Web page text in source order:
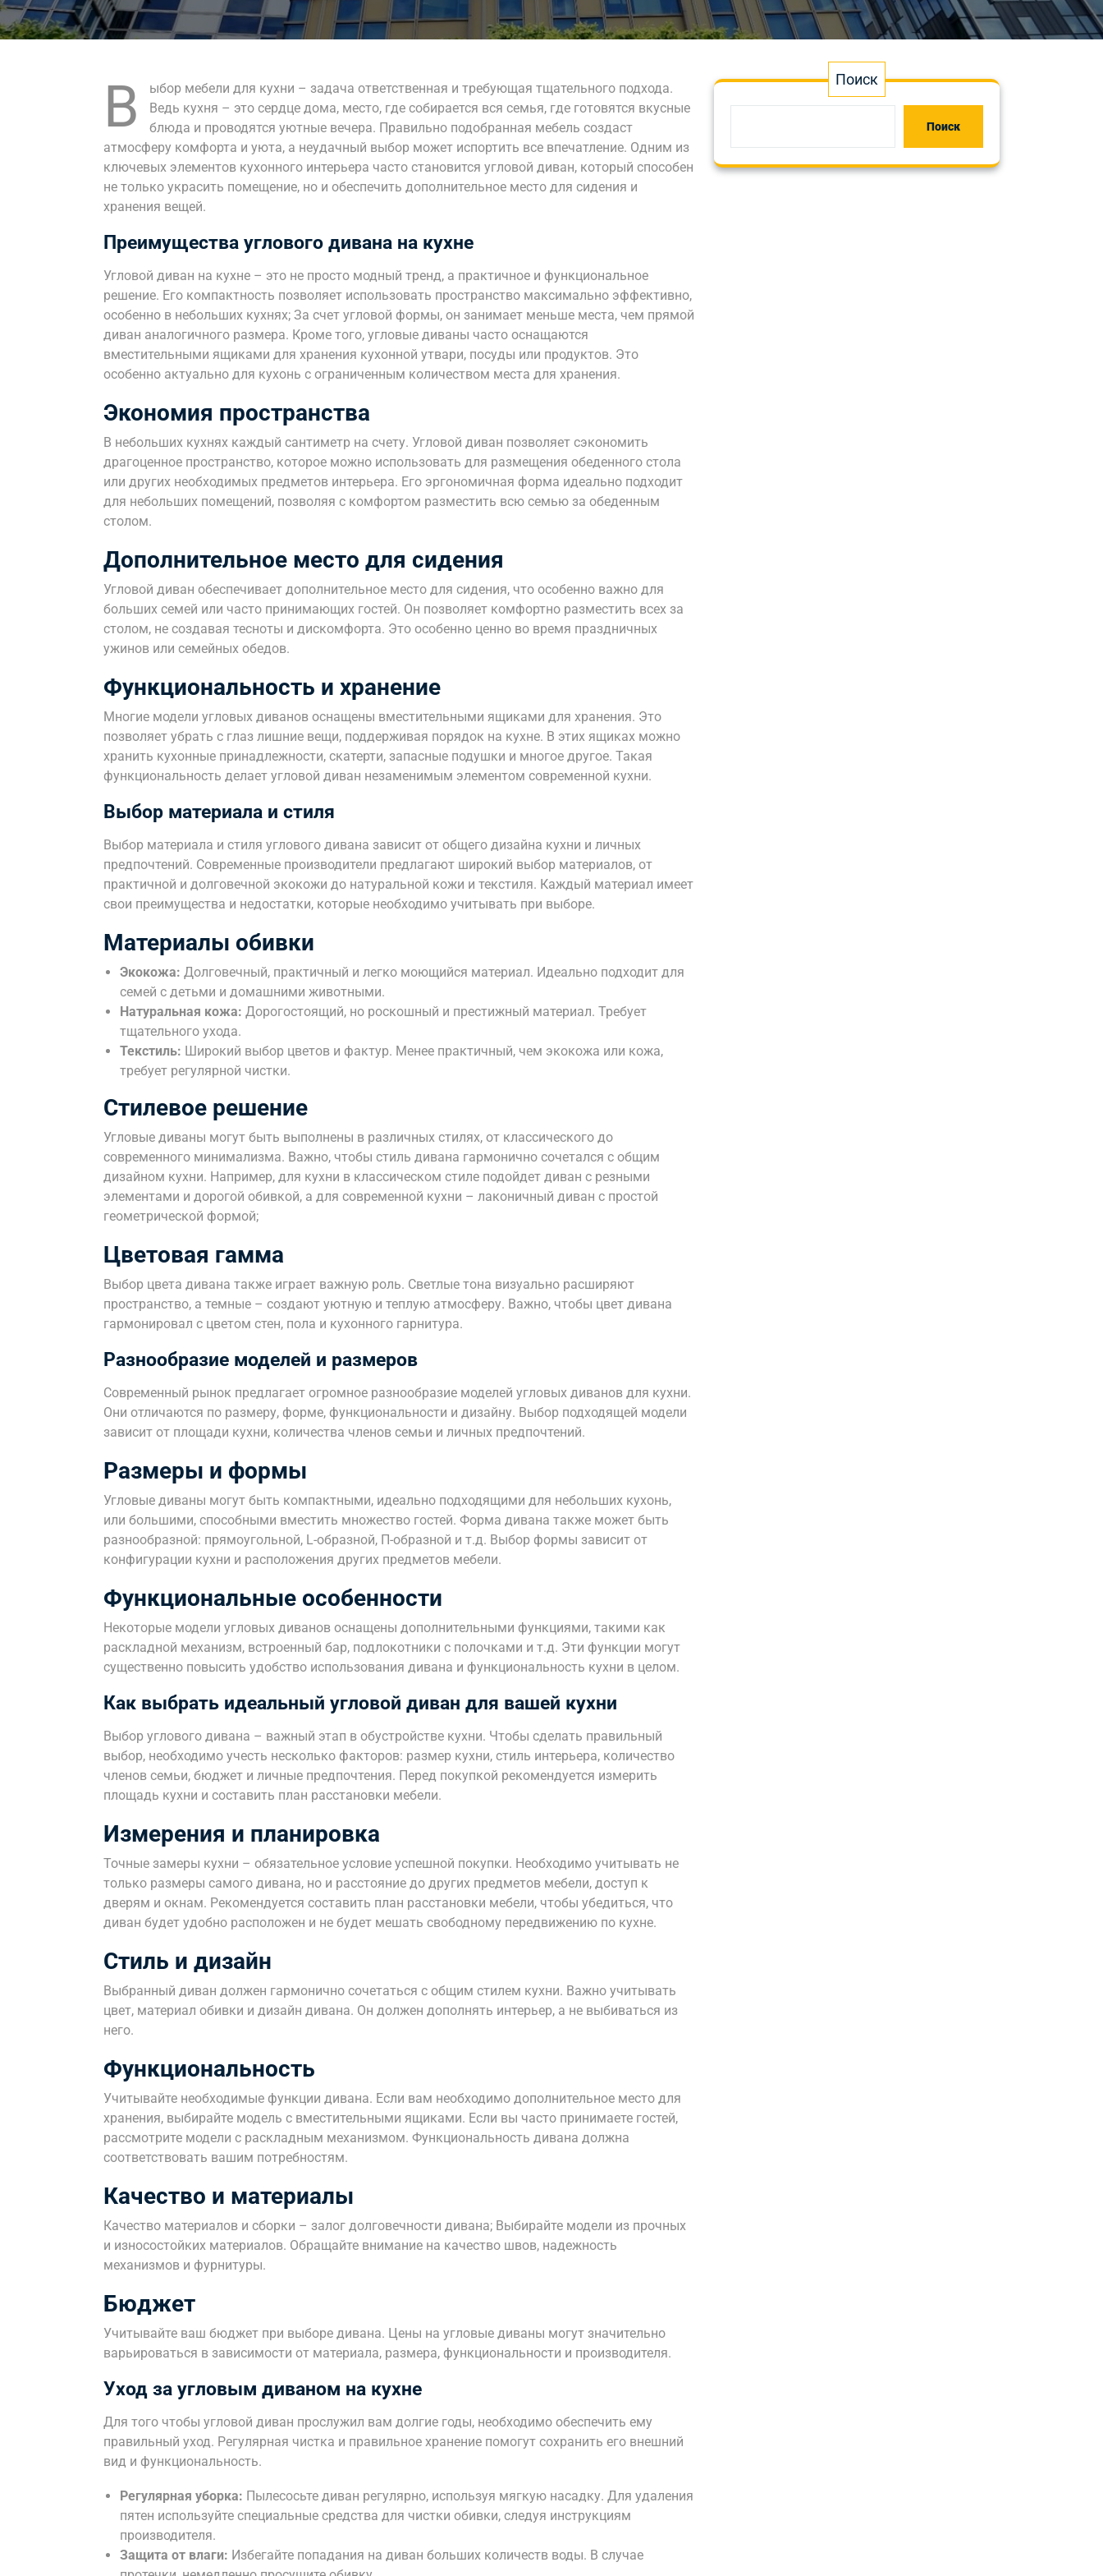
В
ыбор мебели для кухни – задача ответственная и требующая тщательного подхода.
Ведь кухня – это сердце дома, место, где собирается вся семья, где готовятся вкусные
блюда и проводятся уютные вечера. Правильно подобранная мебель создаст
атмосферу комфорта и уюта, а неудачный выбор может испортить все впечатление. Одним из
ключевых элементов кухонного интерьера часто становится угловой диван, который способен
не только украсить помещение, но и обеспечить дополнительное место для сидения и
хранения вещей.
Преимущества углового дивана на кухне
Угловой диван на кухне – это не просто модный тренд, а практичное и функциональное
решение. Его компактность позволяет использовать пространство максимально эффективно,
особенно в небольших кухнях; За счет угловой формы, он занимает меньше места, чем прямой
диван аналогичного размера. Кроме того, угловые диваны часто оснащаются
вместительными ящиками для хранения кухонной утвари, посуды или продуктов. Это
особенно актуально для кухонь с ограниченным количеством места для хранения.
Экономия пространства
В небольших кухнях каждый сантиметр на счету. Угловой диван позволяет сэкономить
драгоценное пространство, которое можно использовать для размещения обеденного стола
или других необходимых предметов интерьера. Его эргономичная форма идеально подходит
для небольших помещений, позволяя с комфортом разместить всю семью за обеденным
столом.
Дополнительное место для сидения
Угловой диван обеспечивает дополнительное место для сидения, что особенно важно для
больших семей или часто принимающих гостей. Он позволяет комфортно разместить всех за
столом, не создавая тесноты и дискомфорта. Это особенно ценно во время праздничных
ужинов или семейных обедов.
Функциональность и хранение
Многие модели угловых диванов оснащены вместительными ящиками для хранения. Это
позволяет убрать с глаз лишние вещи, поддерживая порядок на кухне. В этих ящиках можно
хранить кухонные принадлежности, скатерти, запасные подушки и многое другое. Такая
функциональность делает угловой диван незаменимым элементом современной кухни.
Выбор материала и стиля
Выбор материала и стиля углового дивана зависит от общего дизайна кухни и личных
предпочтений. Современные производители предлагают широкий выбор материалов, от
практичной и долговечной экокожи до натуральной кожи и текстиля. Каждый материал имеет
свои преимущества и недостатки, которые необходимо учитывать при выборе.
Материалы обивки
Экокожа: Долговечный, практичный и легко моющийся материал. Идеально подходит для
семей с детьми и домашними животными.
Натуральная кожа: Дорогостоящий, но роскошный и престижный материал. Требует
тщательного ухода.
Текстиль: Широкий выбор цветов и фактур. Менее практичный, чем экокожа или кожа,
требует регулярной чистки.
Стилевое решение
Угловые диваны могут быть выполнены в различных стилях, от классического до
современного минимализма. Важно, чтобы стиль дивана гармонично сочетался с общим
дизайном кухни. Например, для кухни в классическом стиле подойдет диван с резными
элементами и дорогой обивкой, а для современной кухни – лаконичный диван с простой
геометрической формой;
Цветовая гамма
Выбор цвета дивана также играет важную роль. Светлые тона визуально расширяют
пространство, а темные – создают уютную и теплую атмосферу. Важно, чтобы цвет дивана
гармонировал с цветом стен, пола и кухонного гарнитура.
Разнообразие моделей и размеров
Современный рынок предлагает огромное разнообразие моделей угловых диванов для кухни.
Они отличаются по размеру, форме, функциональности и дизайну. Выбор подходящей модели
зависит от площади кухни, количества членов семьи и личных предпочтений.
Размеры и формы
Угловые диваны могут быть компактными, идеально подходящими для небольших кухонь,
или большими, способными вместить множество гостей. Форма дивана также может быть
разнообразной: прямоугольной, L-образной, П-образной и т.д. Выбор формы зависит от
конфигурации кухни и расположения других предметов мебели.
Функциональные особенности
Некоторые модели угловых диванов оснащены дополнительными функциями, такими как
раскладной механизм, встроенный бар, подлокотники с полочками и т.д. Эти функции могут
существенно повысить удобство использования дивана и функциональность кухни в целом.
Как выбрать идеальный угловой диван для вашей кухни
Выбор углового дивана – важный этап в обустройстве кухни. Чтобы сделать правильный
выбор, необходимо учесть несколько факторов: размер кухни, стиль интерьера, количество
членов семьи, бюджет и личные предпочтения. Перед покупкой рекомендуется измерить
площадь кухни и составить план расстановки мебели.
Измерения и планировка
Точные замеры кухни – обязательное условие успешной покупки. Необходимо учитывать не
только размеры самого дивана, но и расстояние до других предметов мебели, доступ к
дверям и окнам. Рекомендуется составить план расстановки мебели, чтобы убедиться, что
диван будет удобно расположен и не будет мешать свободному передвижению по кухне.
Стиль и дизайн
Выбранный диван должен гармонично сочетаться с общим стилем кухни. Важно учитывать
цвет, материал обивки и дизайн дивана. Он должен дополнять интерьер, а не выбиваться из
него.
Функциональность
Учитывайте необходимые функции дивана. Если вам необходимо дополнительное место для
хранения, выбирайте модель с вместительными ящиками. Если вы часто принимаете гостей,
рассмотрите модели с раскладным механизмом. Функциональность дивана должна
соответствовать вашим потребностям.
Качество и материалы
Качество материалов и сборки – залог долговечности дивана; Выбирайте модели из прочных
и износостойких материалов. Обращайте внимание на качество швов, надежность
механизмов и фурнитуры.
Бюджет
Учитывайте ваш бюджет при выборе дивана. Цены на угловые диваны могут значительно
варьироваться в зависимости от материала, размера, функциональности и производителя.
Уход за угловым диваном на кухне
Для того чтобы угловой диван прослужил вам долгие годы, необходимо обеспечить ему
правильный уход. Регулярная чистка и правильное хранение помогут сохранить его внешний
вид и функциональность.
Регулярная уборка: Пылесосьте диван регулярно, используя мягкую насадку. Для удаления
пятен используйте специальные средства для чистки обивки, следуя инструкциям
производителя.
Защита от влаги: Избегайте попадания на диван больших количеств воды. В случае
Поиск
Поиск